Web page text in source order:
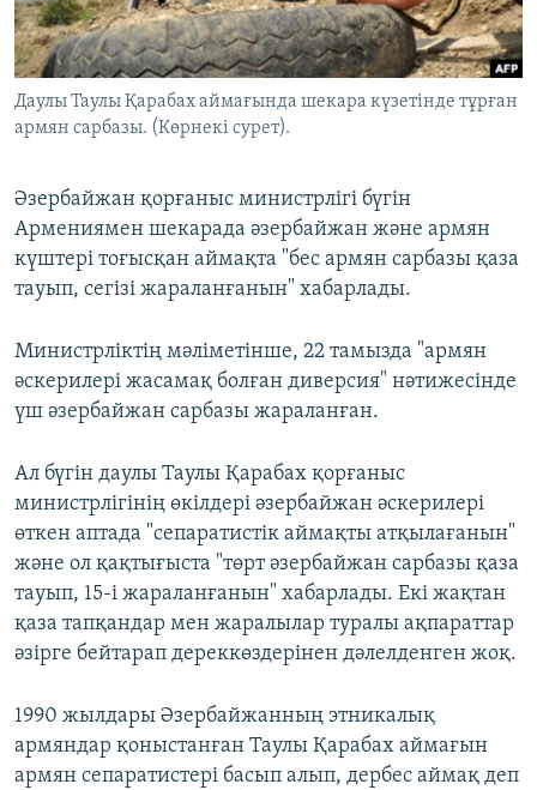
ЖАЗЫЛЫҢЫЗ
Басқа тілдерде
Даулы Таулы Қарабах аймағында шекара күзетінде тұрған
армян сарбазы. (Көрнекі сурет).
Әзербайжан қорғаныс министрлігі бүгін
Армениямен шекарада әзербайжан және армян
күштері тоғысқан аймақта "бес армян сарбазы қаза
тауып, сегізі жараланғанын" хабарлады.
Министрліктің мәліметінше, 22 тамызда "армян
әскерилері жасамақ болған диверсия" нәтижесінде
үш әзербайжан сарбазы жараланған.
Ал бүгін даулы Таулы Қарабах қорғаныс
министрлігінің өкілдері әзербайжан әскерилері
өткен аптада "сепаратистік аймақты атқылағанын"
және ол қақтығыста "төрт әзербайжан сарбазы қаза
тауып, 15-і жараланғанын" хабарлады. Екі жақтан
қаза тапқандар мен жаралылар туралы ақпараттар
әзірге бейтарап дереккөздерінен дәлелденген жоқ.
1990 жылдары Әзербайжанның этникалық
армяндар қоныстанған Таулы Қарабах аймағын
армян сепаратистері басып алып, дербес аймақ деп